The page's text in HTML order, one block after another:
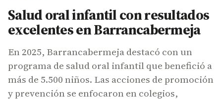
Salud oral infantil con resultados
excelentes en Barrancabermeja
En 2025, Barrancabermeja destacó con un
programa de salud oral infantil que benefició a
más de 5.500 niños. Las acciones de promoción
y prevención se enfocaron en colegios,